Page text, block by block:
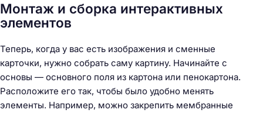
Монтаж и сборка интерактивных
элементов
Теперь, когда у вас есть изображения и сменные
карточки, нужно собрать саму картину. Начинайте с
основы — основного поля из картона или пенокартона.
Расположите его так, чтобы было удобно менять
элементы. Например, можно закрепить мембранные